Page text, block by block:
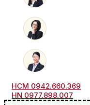
HCM 0942.660.369
HN 0977.898.007